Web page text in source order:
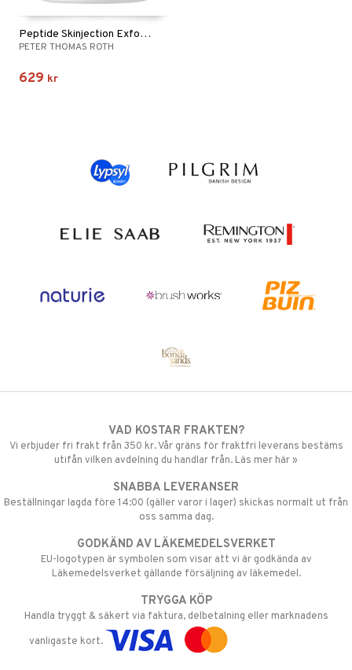
Peptide Skinjection Exfoliating Peel Pads
PETER THOMAS ROTH
629 kr
VAD KOSTAR FRAKTEN?
Vi erbjuder fri frakt från 350 kr. Vår gräns för fraktfri leverans bestäms
utifån vilken avdelning du handlar från. Läs mer här »
SNABBA LEVERANSER
Beställningar lagda före 14:00 (gäller varor i lager) skickas normalt ut från
oss samma dag.
GODKÄND AV LÄKEMEDELSVERKET
EU-logotypen är symbolen som visar att vi är godkända av
Läkemedelsverket gällande försäljning av läkemedel.
TRYGGA KÖP
Handla tryggt & säkert via faktura, delbetalning eller marknadens
vanligaste kort.